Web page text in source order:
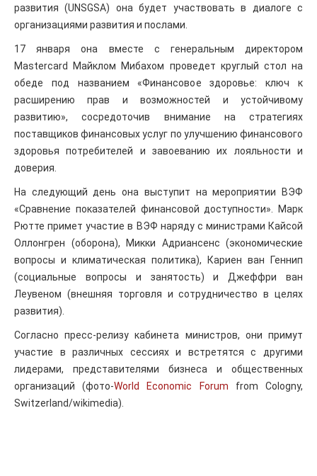
развития (UNSGSA) она будет участвовать в диалоге с
организациями развития и послами.
17 января она вместе с генеральным директором
Mastercard Майклом Мибахом проведет круглый стол на
обеде под названием «Финансовое здоровье: ключ к
расширению прав и возможностей и устойчивому
развитию», сосредоточив внимание на стратегиях
поставщиков финансовых услуг по улучшению финансового
здоровья потребителей и завоеванию их лояльности и
доверия.
На следующий день она выступит на мероприятии ВЭФ
«Сравнение показателей финансовой доступности». Марк
Рютте примет участие в ВЭФ наряду с министрами Кайсой
Оллонгрен (оборона), Микки Адриансенс (экономические
вопросы и климатическая политика), Кариен ван Геннип
(социальные вопросы и занятость) и Джеффри ван
Леувеном (внешняя торговля и сотрудничество в целях
развития).
Согласно пресс-релизу кабинета министров, они примут
участие в различных сессиях и встретятся с другими
лидерами, представителями бизнеса и общественных
организаций (фото-World Economic Forum from Cologny,
Switzerland/wikimedia).